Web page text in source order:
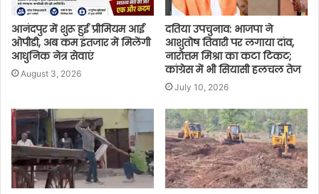
आनंदपुर में शुरू हुई प्रीमियम आई
ओपीडी, अब कम इंतजार में मिलेंगी
आधुनिक नेत्र सेवाएं
August 3, 2026
दतिया उपचुनाव: भाजपा ने
आशुतोष तिवारी पर लगाया दांव,
नारोत्तम मिश्रा का कटा टिकट;
कांग्रेस में भी सियासी हलचल तेज
July 10, 2026